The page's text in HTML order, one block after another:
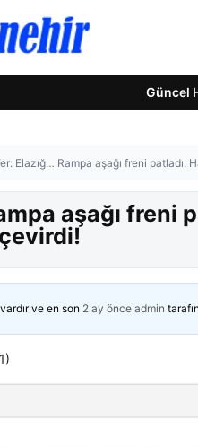
Güncel
Elazığ… Rampa aşağı freni
aşağı
ve en son 2 ay önce admin